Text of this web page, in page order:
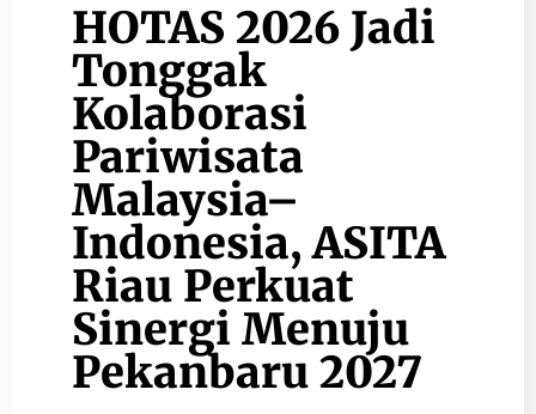
HOTAS 2026 Jadi
Tonggak
Kolaborasi
Pariwisata
Malaysia–
Indonesia, ASITA
Riau Perkuat
Sinergi Menuju
Pekanbaru 2027